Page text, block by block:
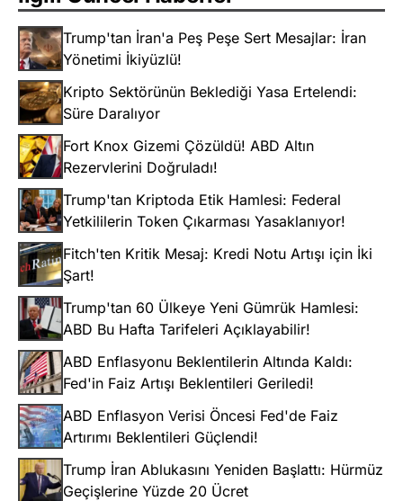
Trump'tan İran'a Peş Peşe Sert Mesajlar: İran
Yönetimi İkiyüzlü!
Kripto Sektörünün Beklediği Yasa Ertelendi:
Süre Daralıyor
Fort Knox Gizemi Çözüldü! ABD Altın
Rezervlerini Doğruladı!
Trump'tan Kriptoda Etik Hamlesi: Federal
Yetkililerin Token Çıkarması Yasaklanıyor!
Fitch'ten Kritik Mesaj: Kredi Notu Artışı için İki
Şart!
Trump'tan 60 Ülkeye Yeni Gümrük Hamlesi:
ABD Bu Hafta Tarifeleri Açıklayabilir!
ABD Enflasyonu Beklentilerin Altında Kaldı:
Fed'in Faiz Artışı Beklentileri Geriledi!
ABD Enflasyon Verisi Öncesi Fed'de Faiz
Artırımı Beklentileri Güçlendi!
Trump İran Ablukasını Yeniden Başlattı: Hürmüz
Geçişlerine Yüzde 20 Ücret